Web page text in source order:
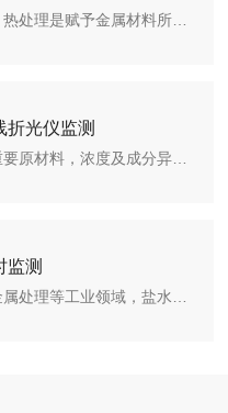
折光仪监测
监测